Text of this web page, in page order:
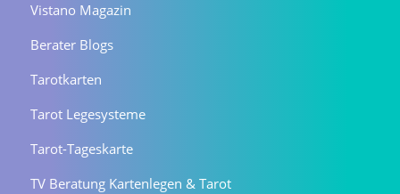
Vistano Magazin
Berater Blogs
Tarotkarten
Tarot Legesysteme
Tarot-Tageskarte
TV Beratung Kartenlegen & Tarot